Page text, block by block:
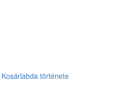
Kosárlabda története